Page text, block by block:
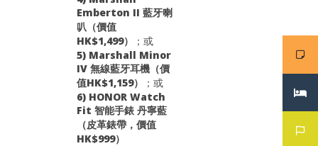
Emberton II 藍牙喇
叭（價值
HK$1,499）
；或
5) Marshall Minor
IV 無線藍牙耳機（價
值HK$1,159）
；或
6) HONOR Watch
Fit 智能手錶 丹寧藍
（皮革錶帶，價值
HK$999）